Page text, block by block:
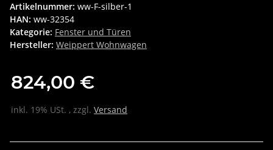
Artikelnummer: ww-F-silber-1
HAN: ww-32354
Kategorie: Fenster und Türen
Hersteller: Weippert Wohnwagen
824,00 €
inkl. 19% USt. , zzgl. Versand